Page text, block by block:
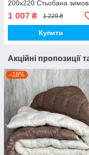
200х220 Стьобана
ковдра високої якості
1 007 ₴ 1 229 ₴
Купити
Акційні пропозиції
–18%